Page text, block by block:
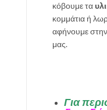
κόβουμε τα
κομμάτια ή
αφήνουμε στην
μας.
Για